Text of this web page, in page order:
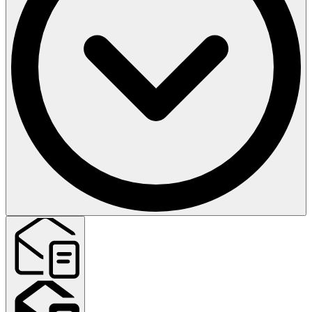
Da, naše responzivno rešenje prilagođava se svakom uređaju i
dostupno je u verzijama za nizak i visok internet protok. Videćete
obaveštenje koje vas informiše da li određena lekcija zahteva jaču
internet konekciju.